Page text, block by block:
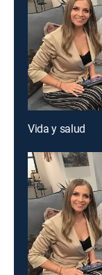
Vida y salud